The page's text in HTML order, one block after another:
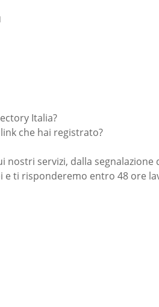
Italia?
che hai registrato?
nostri servizi, dalla
e ti risponderemo entro 48 ore